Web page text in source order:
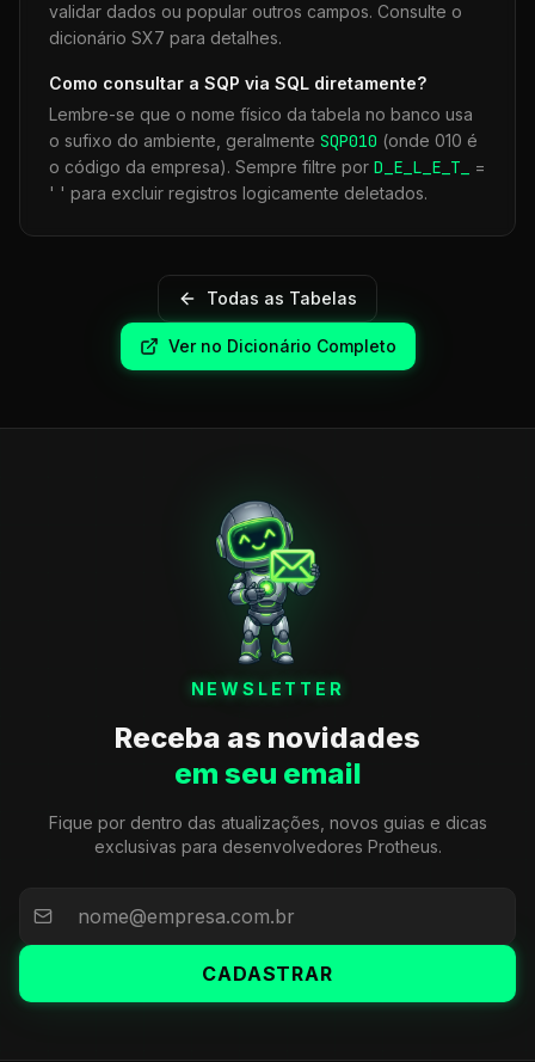
validar dados ou popular outros campos. Consulte o
dicionário SX7 para detalhes.
Como consultar a SQP via SQL diretamente?
Lembre-se que o nome físico da tabela no banco usa
o sufixo do ambiente, geralmente SQP010 (onde 010 é
o código da empresa). Sempre filtre por D_E_L_E_T_
=
' ' para excluir registros logicamente deletados.
Todas as Tabelas
Ver no Dicionário Completo
NEWSLETTER
Receba as novidades
em seu email
Fique por dentro das atualizações, novos guias e dicas
exclusivas para desenvolvedores Protheus.
CADASTRAR